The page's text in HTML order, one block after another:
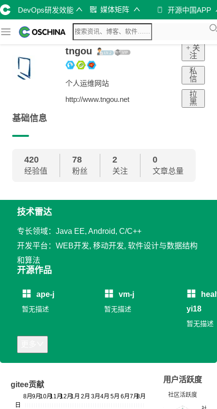
DevOps研发效能 媒体矩阵 开源中国APP
tngou
个人运维网站
http://www.tngou.net
+ 关
注
私
信
拉
黑
基础信息
420
经验值
78
粉丝
2
关注
0
文章总量
技术雷达
专长领域：Java EE, Android, C/C++
开发平台：WEB开发, 移动开发, 软件设计与数据结构
和算法
开源作品
ape-j
暂无描述
vm-j
暂无描述
yi18
暂无描述
gitee贡献
用户活跃度